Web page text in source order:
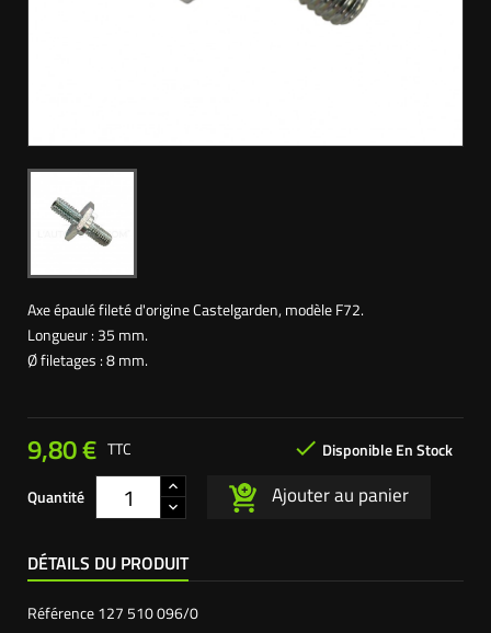
Axe épaulé fileté d'origine Castelgarden, modèle F72.
Longueur : 35 mm.
Ø filetages : 8 mm.
9,80 €  Disponible En Stock
TTC
Quantité Ajouter au panier
DÉTAILS DU PRODUIT
Référence127 510 096/0